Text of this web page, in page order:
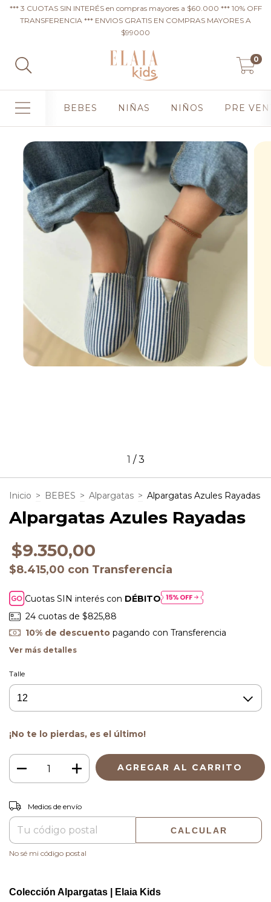
*** 3 CUOTAS SIN INTERÉS en compras mayores a $60.000 *** 10% OFF
TRANSFERENCIA *** ENVIOS GRATIS EN COMPRAS MAYORES A
$99000
0
BEBES NIÑAS NIÑOS PRE
1 /3
Inicio > BEBES > Alpargatas > Alpargatas Azules Rayadas
Alpargatas Azules Rayadas
$9.350,00
$8.415,00 con Transferencia
Cuotas SIN interés con DÉBITO
24 cuotas de $825,88
10% de descuentopagando con Transferencia
Ver más detalles
Talle
¡No te lo pierdas, es el último!
Entregas para el CP:
Medios de envío
CALCULAR
No sé mi código postal
Colección Alpargatas | Elaia Kids